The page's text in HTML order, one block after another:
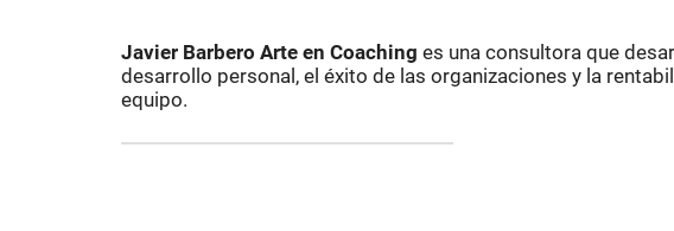
Javier Barbero Arte en Coaching es una consultora que
desarrollo personal, el éxito de las organizaciones y la
equipo.